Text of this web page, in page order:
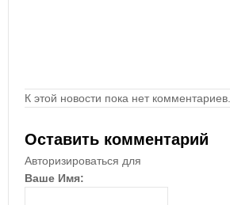
К этой новости пока нет комментариев.
Оставить комментарий
Авторизироваться для
Ваше Имя: